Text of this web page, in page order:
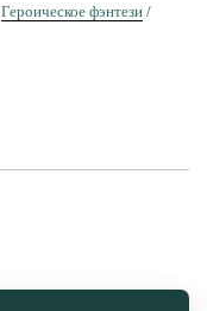
Героическое фэнтези /